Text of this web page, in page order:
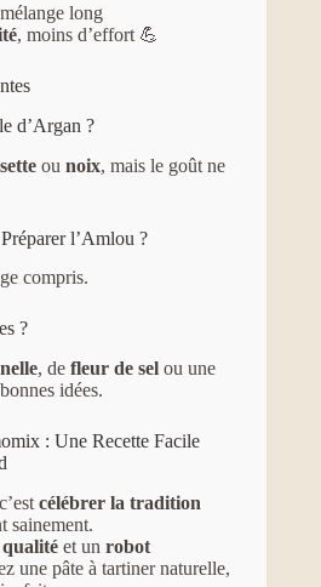
long
, moins d’effort 💪
d’Argan ?
ou noix, mais le goût ne
l’Amlou ?
compris.
?
, de fleur de sel ou une
idées.
: Une Recette Facile
célébrer la tradition
sainement.
et un robot
une pâte à tartiner naturelle,